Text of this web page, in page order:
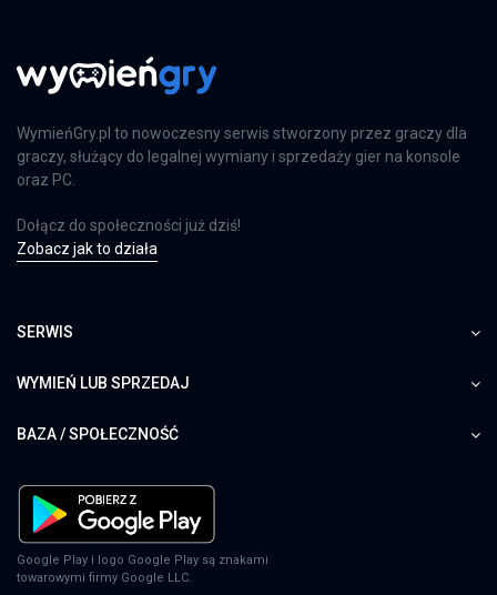
WymieńGry.pl to nowoczesny serwis stworzony przez graczy dla
graczy, służący do legalnej wymiany i sprzedaży gier na konsole
oraz PC.
Dołącz do społeczności już dziś!
Zobacz jak to działa
SERWIS
WYMIEŃ LUB SPRZEDAJ
BAZA / SPOŁECZNOŚĆ
Google Play i logo Google Play są znakami
towarowymi firmy Google LLC.